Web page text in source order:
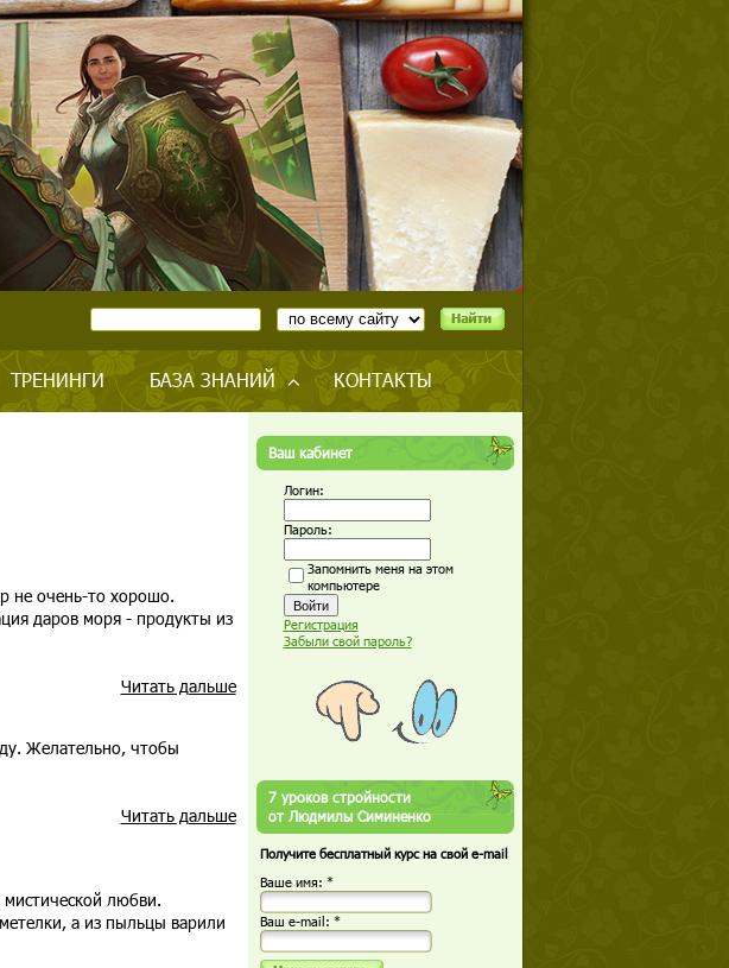
ТРЕНИНГИ БАЗА ЗНАНИЙ КОНТАКТЫ
не очень-то хорошо.
даров моря - продукты из
Читать дальше
Желательно, чтобы
Читать дальше
мистической любви.
а из пыльцы варили
Ваш кабинет
Логин:
Пароль:
Запомнить меня на этом
компьютере
Регистрация
Забыли свой пароль?
7 уроков стройности
от Людмилы Симиненко
Получите бесплатный курс на свой e-mail
Ваше имя: *
Ваш е-mail: *